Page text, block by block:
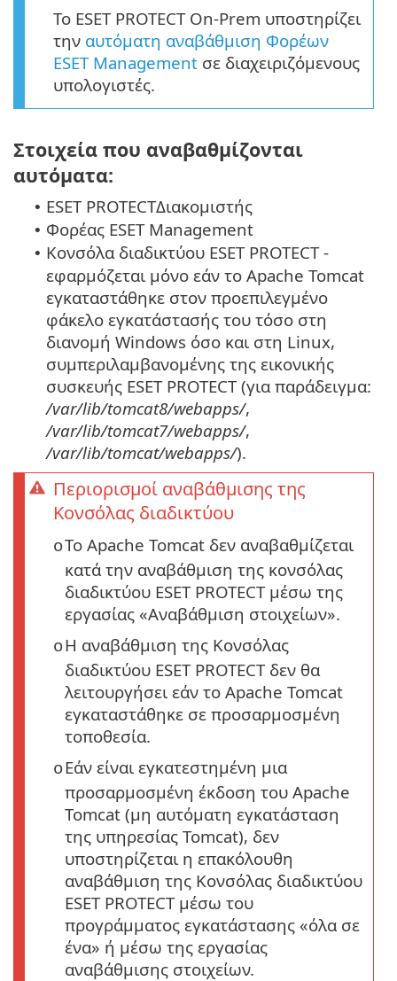
Το ESET PROTECT On-Prem υποστηρίζει
την αυτόματη αναβάθμιση Φορέων
ESET Management σε διαχειριζόμενους
υπολογιστές.
Στοιχεία που αναβαθμίζονται
αυτόματα:
• ESET PROTECTΔιακομιστής
• Φορέας ESET Management
• Κονσόλα διαδικτύου ESET PROTECT -
εφαρμόζεται μόνο εάν το Apache Tomcat
εγκαταστάθηκε στον προεπιλεγμένο
φάκελο εγκατάστασής του τόσο στη
διανομή Windows όσο και στη Linux,
συμπεριλαμβανομένης της εικονικής
συσκευής ESET PROTECT (για παράδειγμα:
/var/lib/tomcat8/webapps/,
/var/lib/tomcat7/webapps/,
/var/lib/tomcat/webapps/).
Περιορισμοί αναβάθμισης της
Κονσόλας διαδικτύου
oΤο Apache Tomcat δεν αναβαθμίζεται
κατά την αναβάθμιση της κονσόλας
διαδικτύου ESET PROTECT μέσω της
εργασίας «Αναβάθμιση στοιχείων».
oΗ αναβάθμιση της Κονσόλας
διαδικτύου ESET PROTECT δεν θα
λειτουργήσει εάν το Apache Tomcat
εγκαταστάθηκε σε προσαρμοσμένη
τοποθεσία.
oΕάν είναι εγκατεστημένη μια
προσαρμοσμένη έκδοση του Apache
Tomcat (μη αυτόματη εγκατάσταση
της υπηρεσίας Tomcat), δεν
υποστηρίζεται η επακόλουθη
αναβάθμιση της Κονσόλας διαδικτύου
ESET PROTECT μέσω του
προγράμματος εγκατάστασης «όλα σε
ένα» ή μέσω της εργασίας
αναβάθμισης στοιχείων.